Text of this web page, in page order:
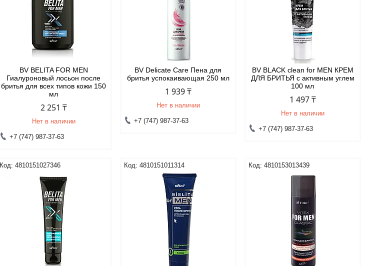
BV BELITA FOR MEN
Гиалуроновый лосьон после
бритья для всех типов кожи 150
мл
2 251 ₸
Нет в наличии
+7 (747) 987-37-63
BV Delicate Care Пена для
бритья успокаивающая 250 мл
1 939 ₸
Нет в наличии
+7 (747) 987-37-63
BV BLACK clean for MEN КРЕМ
ДЛЯ БРИТЬЯ с активным углем
100 мл
1 497 ₸
Нет в наличии
+7 (747) 987-37-63
4810151027346 4810151011314 4810153013439